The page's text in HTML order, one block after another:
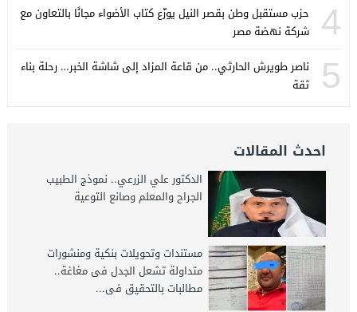
4
حزب مستقبل وطن بقصر النيل يوزّع كتاب الأضواء مجانًا بالتعاون مع
شركة نهضة مصر
5
ناصر طويرش الحارثي.. من قاعة المزاد إلى شاشة الخبر… رحلة بناء
ثقة
احدث المقالات
الدكتور علي الزرعي.. نموذج الطبيب
الجراح والمعلم وصانع التوعية
مستندات وتحويلات بنكية ومنشورات
متداولة تشعل الجدل فى مغاغة..
مطالبات بالتحقيق فى...